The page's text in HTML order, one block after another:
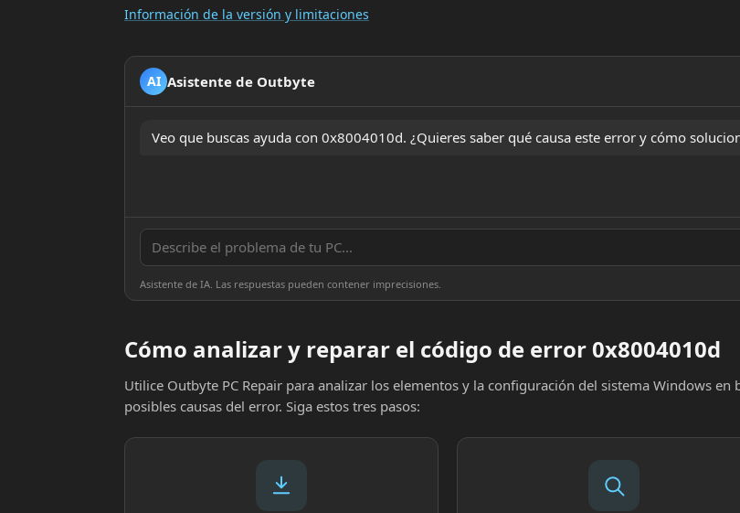
Información de la versión y limitaciones
AI Asistente de Outbyte
Veo que buscas ayuda con 0x8004010d. ¿Quieres saber qué causa este error y cómo
Asistente de IA. Las respuestas pueden contener imprecisiones.
Cómo analizar y reparar el código de error 0x8004010d
Utilice Outbyte PC Repair para analizar los elementos y la configuración del sistema Windows en
posibles causas del error. Siga estos tres pasos: